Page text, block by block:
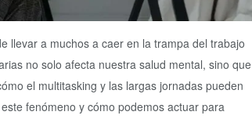
llevar a muchos a caer en la trampa del trabajo
no solo afecta nuestra salud mental, sino que
el multitasking y las largas jornadas pueden
fenómeno y cómo podemos actuar para